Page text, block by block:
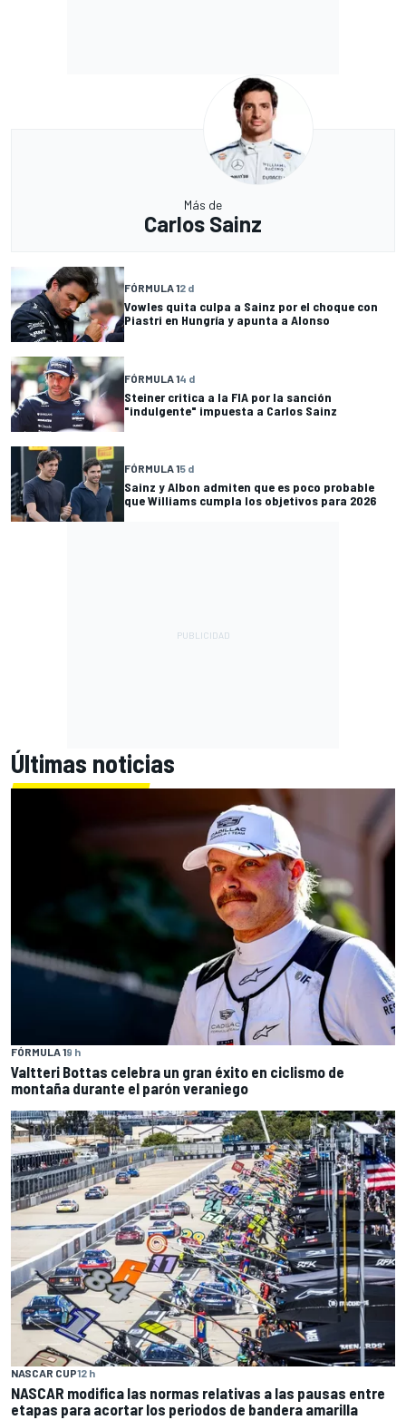
Más de
Carlos Sainz
FÓRMULA 12 d
Vowles quita culpa a Sainz por el choque con
Piastri en Hungría y apunta a Alonso
FÓRMULA 14 d
Steiner critica a la FIA por la sanción
"indulgente" impuesta a Carlos Sainz
FÓRMULA 15 d
Sainz y Albon admiten que es poco probable
que Williams cumpla los objetivos para 2026
Últimas noticias
FÓRMULA 19 h
Valtteri Bottas celebra un gran éxito en ciclismo de
montaña durante el parón veraniego
NASCAR CUP12 h
NASCAR modifica las normas relativas a las pausas entre
etapas para acortar los periodos de bandera amarilla